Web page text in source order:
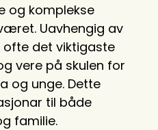
og komplekse
Uavhengig av
ofte det viktigaste
vere på skulen for
og unge. Dette
til både
familie.